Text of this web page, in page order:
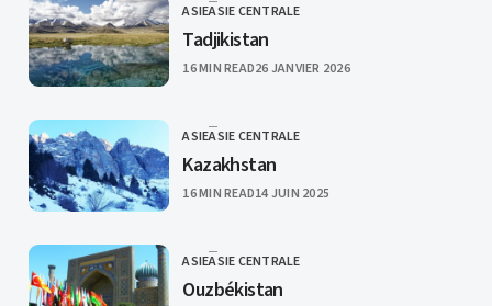
CATEGORY
ASIEASIE CENTRALE
Tadjikistan
16 MIN READPUBLISHED
26 JANVIER 2026
CATEGORY
ASIEASIE CENTRALE
Kazakhstan
16 MIN READPUBLISHED
14 JUIN 2025
CATEGORY
ASIEASIE CENTRALE
Ouzbékistan